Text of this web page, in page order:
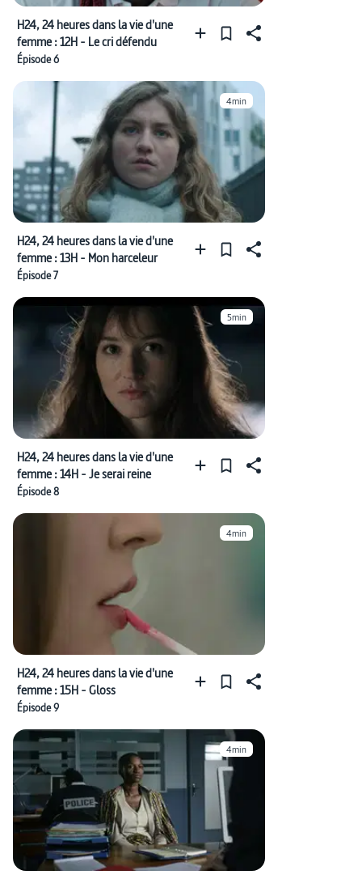
H24, 24 heures dans la vie d'une
femme : 12H - Le cri défendu
Épisode 6
4min
H24, 24 heures dans la vie d'une
femme : 13H - Mon harceleur
Épisode 7
5min
H24, 24 heures dans la vie d'une
femme : 14H - Je serai reine
Épisode 8
4min
H24, 24 heures dans la vie d'une
femme : 15H - Gloss
Épisode 9
4min